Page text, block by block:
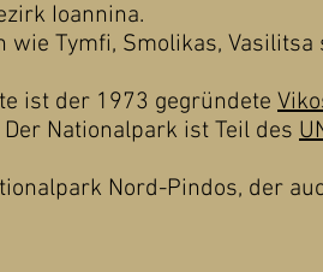
Ioannina.
Tymfi, Smolikas,
ist der 1973 gegründete
Nationalpark ist Teil des
Nord-Pindos, der